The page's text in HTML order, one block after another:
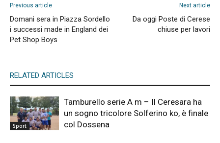
Previous article
Domani sera in Piazza Sordello
i successi made in England dei
Pet Shop Boys
Next article
Da oggi Poste di Cerese
chiuse per lavori
RELATED ARTICLES
Sport
Tamburello serie A m – Il Ceresara ha
un sogno tricolore Solferino ko, è finale
col Dossena